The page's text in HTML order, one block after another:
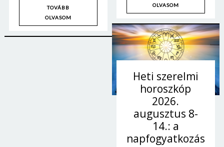
TOVÁBB
OLVASOM
OLVASOM
Heti szerelmi
horoszkóp
2026.
augusztus 8-
14.: a
napfogyatkozás
Borsonline bejelentkezés
E-mail cím vagy felhasználónév